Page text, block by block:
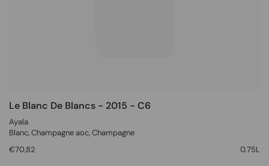
Le Blanc De Blancs - 2015 - C6
Ayala
Blanc, Champagne aoc,Champagne
€70,82
0.75L